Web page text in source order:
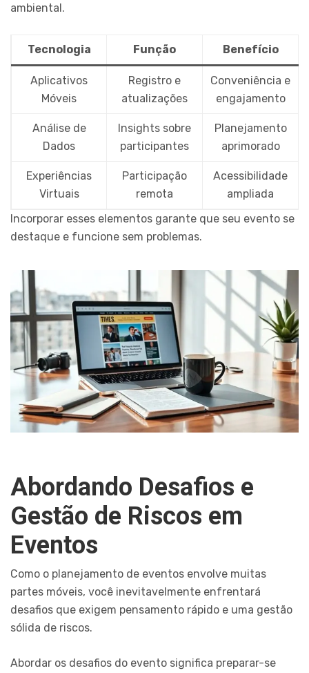
ambiental.
Tecnologia Função Benefício
Aplicativos
Móveis
Registro e
atualizações
Conveniência e
engajamento
Análise de
Dados
Insights sobre
participantes
Planejamento
aprimorado
Experiências
Virtuais
Participação
remota
Acessibilidade
ampliada
Incorporar esses elementos garante que seu evento se
destaque e funcione sem problemas.
Abordando Desafios e
Gestão de Riscos em
Eventos
Como o planejamento de eventos envolve muitas
partes móveis, você inevitavelmente enfrentará
desafios que exigem pensamento rápido e uma gestão
sólida de riscos.
Abordar os desafios do evento significa preparar-se